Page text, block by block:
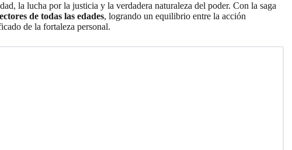
la lucha por la justicia y la verdadera naturaleza del poder. Con la saga
de todas las edades, logrando un equilibrio entre la acción
de la fortaleza personal.